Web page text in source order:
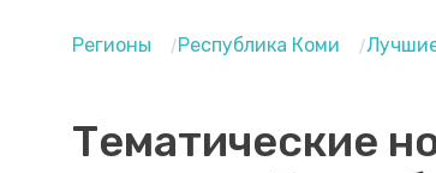
Регионы Республика Коми
Тематические